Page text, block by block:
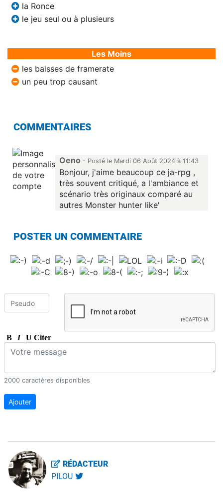
RÉDACTEUR
PILOU
la Ronce
le jeu seul ou à plusieurs
Les Moins
les baisses de framerate
un peu trop causant
COMMENTAIRES
Oeno - Posté le Mardi 06 Août 2024 à 11:43
Bonjour, j'aime beaucoup ce ja-rpg ,
très souvent critiqué, a l'ambiance et
scénario très originaux comparé au
autres Monster hunter like'
POSTER UN COMMENTAIRE
B I U Citer
2000 caractères disponibles
Ajouter